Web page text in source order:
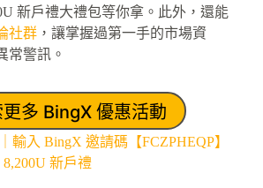
新戶禮大禮包等你拿。此外，還能
社群 ，讓掌握過第一手的市場資
常警訊。
多 BingX 優惠活動
輸入 BingX 邀請碼【FCZPHEQP】
新戶禮